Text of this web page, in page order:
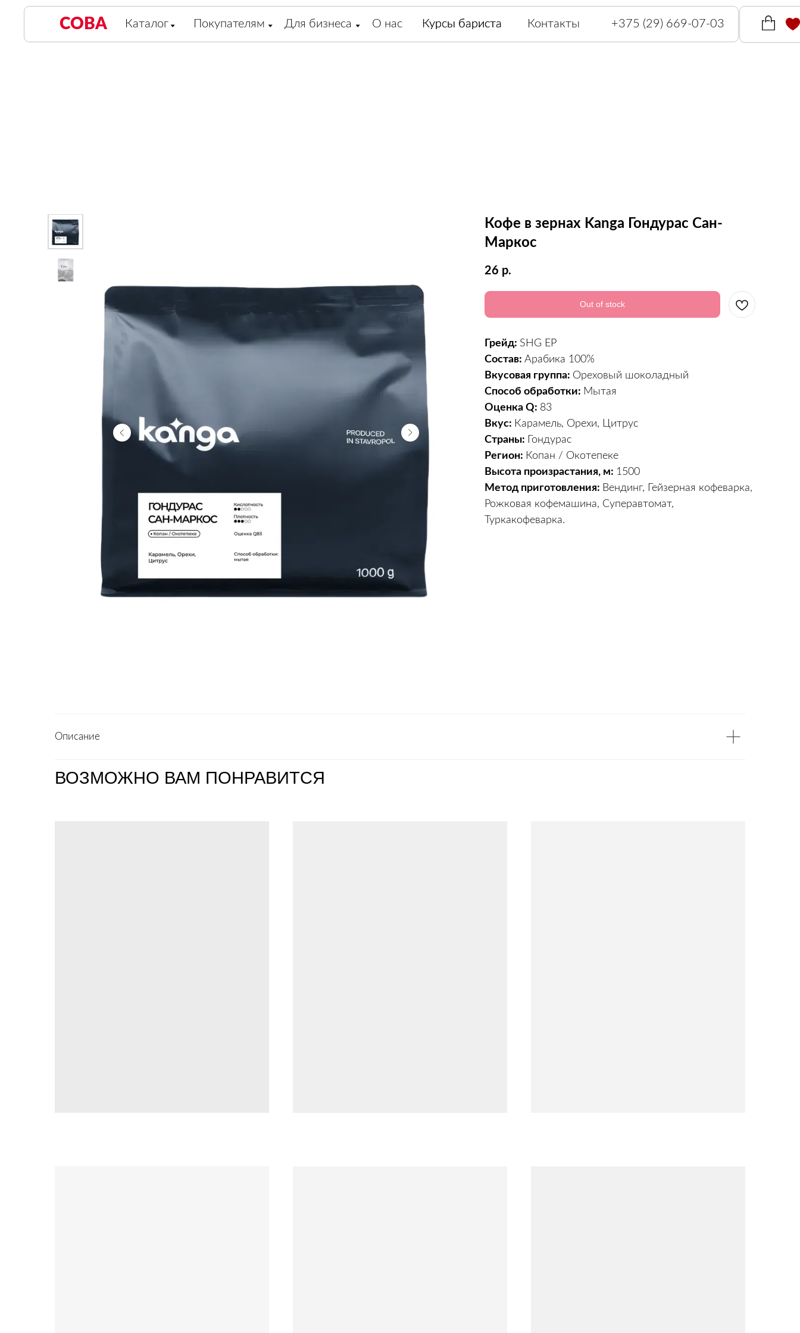
+375 (29) 669-07-03
О нас Контакты
Каталог Курсы бариста
Курсы бариста
Покупателям Для бизнеса
СОВА
Кофе в зернах Kanga Гондурас Сан-
Маркос
26 р.
Out of stock
Грейд: SHG EP
Состав: Арабика 100%
Вкусовая группа: Ореховый шоколадный
Способ обработки: Мытая
Оценка Q: 83
Вкус: Карамель, Орехи, Цитрус
Страны:
Гондурас
Регион: Копан / Окотепеке
Высота произрастания, м: 1500
Метод приготовления: Вендинг, Гейзерная кофеварка,
Рожковая кофемашина, Суперавтомат,
Туркакофеварка.
Описание
ВОЗМОЖНО ВАМ ПОНРАВИТСЯ